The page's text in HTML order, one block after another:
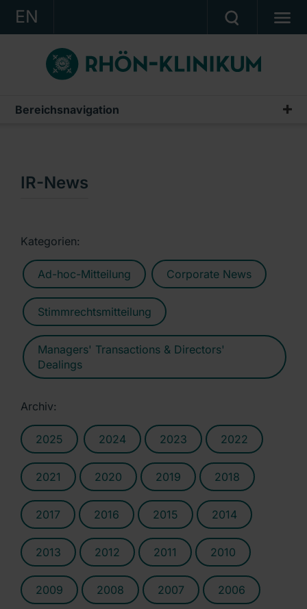
EN
KONZERN
KLINIKEN
KARRIERE
KONTAKT
Bereichsnavigation
Publikationen & Präsentationen
Präsentationen & Conference Calls
IR-News
Kategorien:
Ad-hoc-Mitteilung Corporate News
Stimmrechtsmitteilung
Managers' Transactions & Directors'
Dealings
Archiv:
2025 2024 2023 2022
2021 2020 2019 2018
2017 2016 2015 2014
2013 2012 2011 2010
2009 2008 2007 2006